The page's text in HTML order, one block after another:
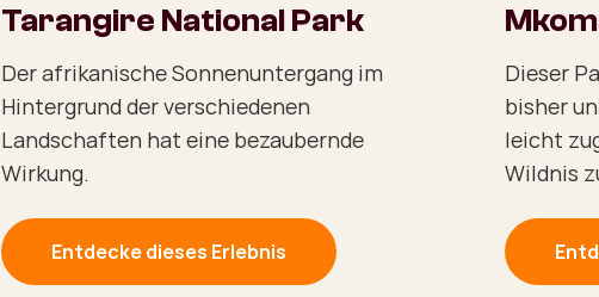
Tarangire National Park
Der afrikanische Sonnenuntergang im
Hintergrund der verschiedenen
Landschaften hat eine bezaubernde
Wirkung.
Entdecke dieses Erlebnis
Dieser
bisher
leicht
Wildnis